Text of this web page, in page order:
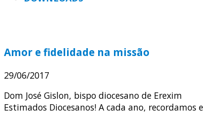
Amor e fidelidade na missão
29/06/2017
Dom José Gislon, bispo diocesano de Erexim
Estimados Diocesanos! A cada ano, recordamos e